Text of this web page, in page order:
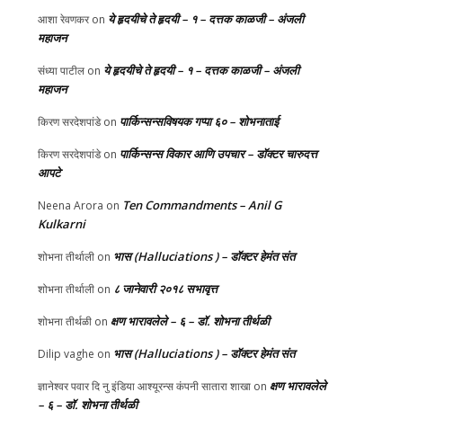
Website:
आशा रेवणकरon ये हृदयीचे ते हृदयी – १ – दत्तक काळजी – अंजली
महाजन
संध्या पाटील on ये हृदयीचे ते हृदयी – १ – दत्तक काळजी – अंजली
महाजन
किरण सरदेशपांडेon पार्किन्सन्सविषयक गप्पा ६० – शोभनाताई
किरण सरदेशपांडेon पार्किन्सन्स विकार आणि उपचार – डॉक्टर चारुदत्त
आपटे
Neena Arora on Ten Commandments – Anil G
Kulkarni
शोभना तीर्थाली on भास (Halluciations ) – डॉक्टर हेमंत संत
शोभना तीर्थाली on ८ जानेवारी २०१८ सभावृत्त
शोभना तीर्थळी on क्षण भारावलेले – ६ – डॉ. शोभना तीर्थळी
Dilip vaghe on भास (Halluciations ) – डॉक्टर हेमंत संत
ज्ञानेश्वर पवार दि नु इंडिया आश्यूरन्स कंपनी सातारा शाखा on क्षण भारावलेले
– ६ – डॉ. शोभना तीर्थळी